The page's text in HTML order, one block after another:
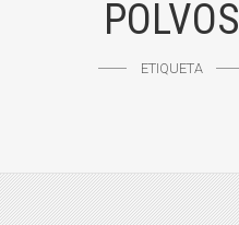
POLVOS
ETIQUETA